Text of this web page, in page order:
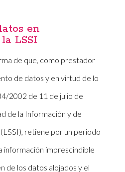
en
LSSI
de que, como prestador
de datos y en virtud de lo
2002 de 11 de julio de
de la Información y de
retiene por un periodo
información imprescindible
de los datos alojados y el